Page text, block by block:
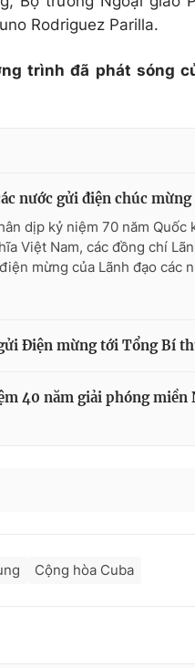
Rodriguez Parilla.
trình đã phát sóng
nước gửi điện chúc
dịp kỷ niệm 70 năm Quốc
Việt Nam, các đồng chí
mừng của Lãnh đạo các
Điện mừng tới Tổng Bí
40 năm giải phóng miền
Cộng hòa Cuba